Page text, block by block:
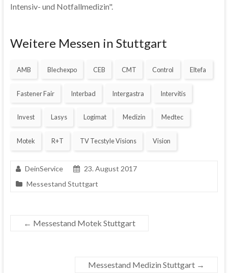
Intensiv- und Notfallmedizin".
Weitere Messen in Stuttgart
AMB Blechexpo CEB CMT Control Eltefa
Fastener Fair Interbad Intergastra Intervitis
Invest Lasys Logimat Medizin Medtec
Motek R+T TV Tecstyle Visions Vision
DeinService
23. August 2017
Messestand Stuttgart
← Messestand Motek Stuttgart
Messestand Medizin Stuttgart →